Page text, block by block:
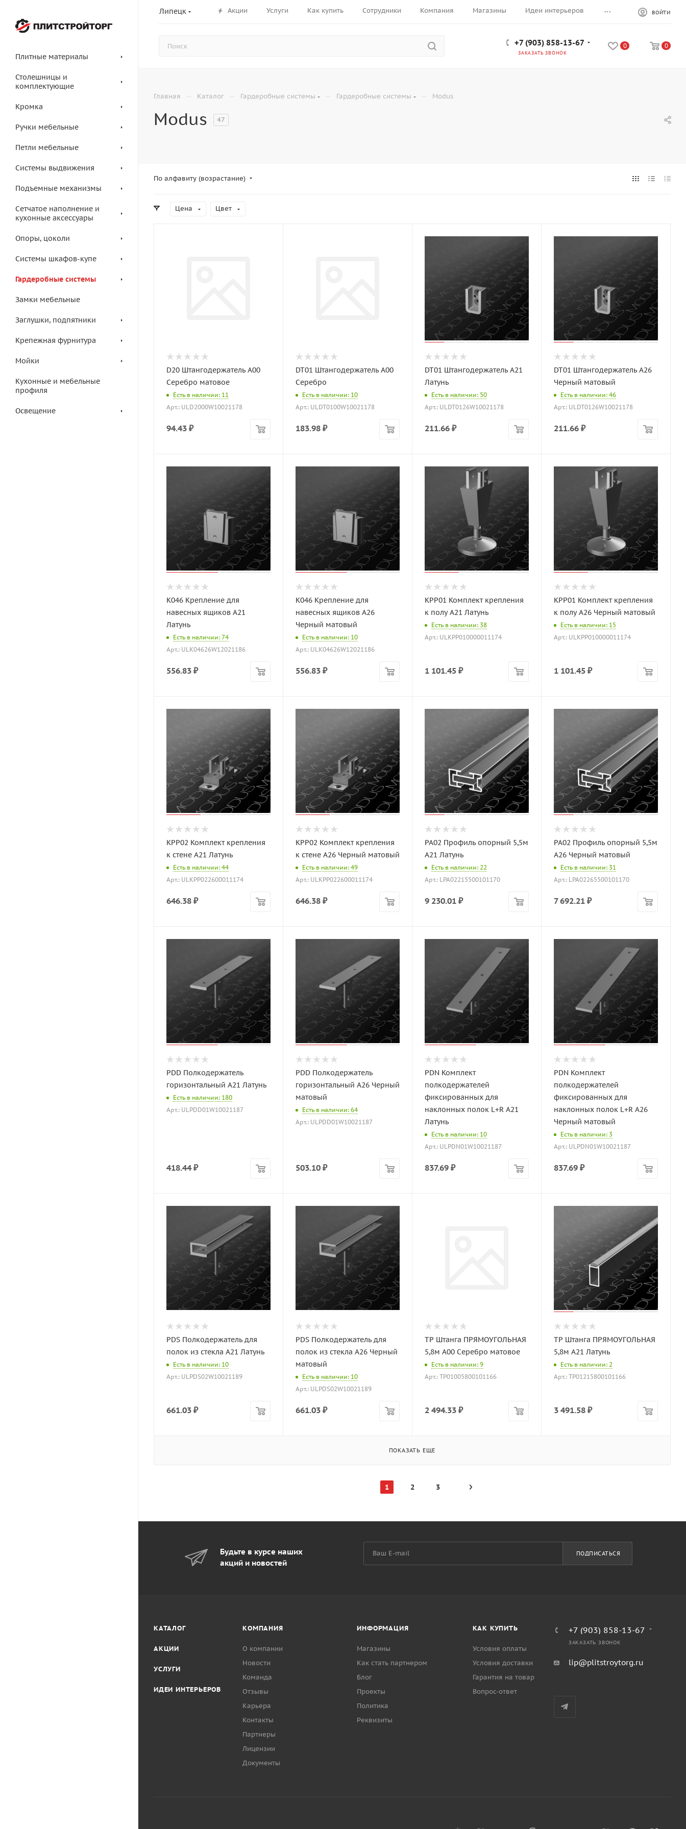
Липецк Акции Услуги Как купить Сотрудники Компания Магазины Идеи интерьеров ... ВОЙТИ
+7 (903) 858-13-67
ЗАКАЗАТЬ ЗВОНОК
0 0
Плитные материалы
Столешницы и
комплектующие
Кромка
Ручки мебельные
Петли мебельные
Системы выдвижения
Подъемные механизмы
Сетчатое наполнение и
кухонные аксессуары
Опоры, цоколи
Системы шкафов-купе
Гардеробные системы
Замки мебельные
Заглушки, подпятники
Крепежная фурнитура
Мойки
Кухонные и мебельные
профиля
Освещение
Главная — Каталог — Гардеробные системы — Гардеробные системы — Modus
Modus 47
По алфавиту (возрастание)
Цена Цвет
D20 Штангодержатель A00
Серебро матовое
Есть в наличии: 11
Арт.: ULD2000W10021178
94.43 ₽
DT01 Штангодержатель A00
Серебро
Есть в наличии: 10
Арт.: ULDT0100W10021178
183.98 ₽
DT01 Штангодержатель A21
Латунь
Есть в наличии: 50
Арт.: ULDT0126W10021178
211.66 ₽
DT01 Штангодержатель A26
Черный матовый
Есть в наличии: 46
Арт.: ULDT0126W10021178
211.66 ₽
K046 Крепление для
навесных ящиков A21
Латунь
Есть в наличии: 74
Арт.: ULK04626W12021186
556.83 ₽
K046 Крепление для
навесных ящиков A26
Черный матовый
Есть в наличии: 10
Арт.: ULK04626W12021186
556.83 ₽
KPP01 Комплект крепления
к полу A21 Латунь
Есть в наличии: 38
Арт.: ULKPP010000011174
1 101.45 ₽
KPP01 Комплект крепления
к полу A26 Черный матовый
Есть в наличии: 15
Арт.: ULKPP010000011174
1 101.45 ₽
KPP02 Комплект крепления
к стене A21 Латунь
Есть в наличии: 44
Арт.: ULKPP022600011174
646.38 ₽
KPP02 Комплект крепления
к стене A26 Черный матовый
Есть в наличии: 49
Арт.: ULKPP022600011174
646.38 ₽
PA02 Профиль опорный 5,5м
A21 Латунь
Есть в наличии: 22
Арт.: LPA02215500101170
9 230.01 ₽
PA02 Профиль опорный 5,5м
A26 Черный матовый
Есть в наличии: 31
Арт.: LPA02265500101170
7 692.21 ₽
PDD Полкодержатель
горизонтальный A21 Латунь
Есть в наличии: 180
Арт.: ULPDD01W10021187
418.44₽
PDD Полкодержатель
горизонтальный A26 Черный
матовый
Есть в наличии: 64
Арт.: ULPDD01W10021187
503.10 ₽
PDN Комплект
полкодержателей
фиксированных для
наклонных полок L+R A21
Латунь
Есть в наличии: 10
Арт.: ULPDN01W10021187
837.69 ₽
PDN Комплект
полкодержателей
фиксированных для
наклонных полок L+R A26
Черный матовый
Есть в наличии: 3
Арт.: ULPDN01W10021187
837.69 ₽
PDS Полкодержатель для
полок из стекла A21 Латунь
Есть в наличии: 10
Арт.: ULPDS02W10021189
661.03 ₽
PDS Полкодержатель для
полок из стекла A26 Черный
матовый
Есть в наличии: 10
Арт.: ULPDS02W10021189
661.03 ₽
TP Штанга ПРЯМОУГОЛЬНАЯ
5,8м A00 Серебро матовое
Есть в наличии: 9
Арт.: TP01005800101166
2 494.33 ₽
TP Штанга ПРЯМОУГОЛЬНАЯ
5,8м A21 Латунь
Есть в наличии: 2
Арт.: TP01215800101166
3 491.58 ₽
ПОКАЗАТЬ ЕЩЕ
1 2 3
Будьте в курсе наших
акций и новостей
ПОДПИСАТЬСЯ
КАТАЛОГ
АКЦИИ
УСЛУГИ
ИДЕИ ИНТЕРЬЕРОВ
КОМПАНИЯ
О компании
Новости
Команда
Отзывы
Карьера
Контакты
Партнеры
Лицензии
Документы
ИНФОРМАЦИЯ
Магазины
Как стать партнером
Блог
Проекты
Политика
Реквизиты
КАК КУПИТЬ
Условия оплаты
Условия доставки
Гарантия на товар
Вопрос-ответ
+7 (903) 858-13-67
ЗАКАЗАТЬ ЗВОНОК
lip@plitstroytorg.ru